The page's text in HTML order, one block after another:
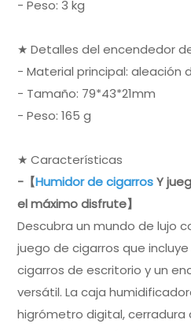
- Peso: 3 kg
★ Detalles del encendedor
- Material principal: aleación
- Tamaño: 79*43*21mm
- Peso: 165 g
★ Características
-【Humidor de cigarrosY
el máximo disfrute】
Descubra un mundo de lujo
juego de cigarros que
cigarros de escritorio y un
versátil. La caja
higrómetro digital,